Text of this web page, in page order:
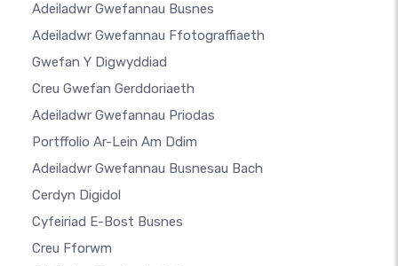
Adeiladwr Gwefannau Busnes
Adeiladwr Gwefannau Ffotograffiaeth
Gwefan Y Digwyddiad
Creu Gwefan Gerddoriaeth
Adeiladwr Gwefannau Priodas
Portffolio Ar-Lein Am Ddim
Adeiladwr Gwefannau Busnesau Bach
Cerdyn Digidol
Cyfeiriad E-Bost Busnes
Creu Fforwm